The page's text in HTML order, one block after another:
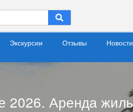
Экскурсии Отзывы Новости
Аренда